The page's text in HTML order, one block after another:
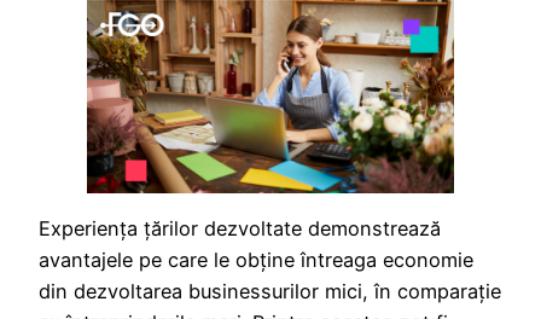
Experienţa ţărilor dezvoltate demonstrează
avantajele pe care le obține întreaga economie
din dezvoltarea businessurilor mici, în comparaţie